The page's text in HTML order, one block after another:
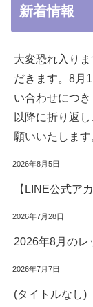
新着情報
大変恐れ入り
だきます。8月
い合わせにつ
以降に折り返
願いいたします
2026年8月5日
【LINE公式ア
2026年7月28日
2026年8月の
2026年7月7日
(タイトルなし)